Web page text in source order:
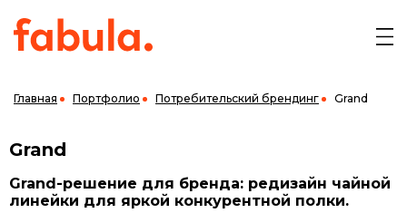
Главная Портфолио Потребительский брендинг Grand
Grand
Grand-решение для бренда: редизайн чайной
линейки для яркой конкурентной полки.